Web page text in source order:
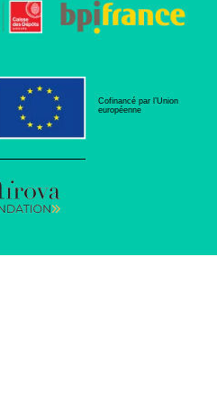
Cofinancé par l’Union
européenne